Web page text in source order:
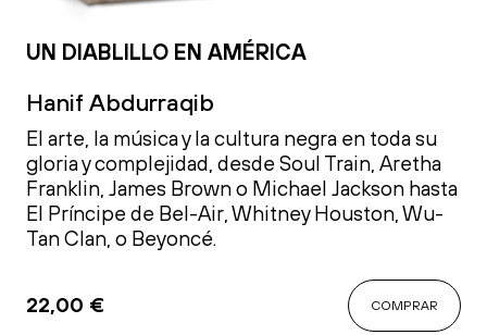
UN DIABLILLO EN AMÉRICA
Hanif Abdurraqib
El arte, la música y la cultura negra en toda su
gloria y complejidad, desde Soul Train, Aretha
Franklin, James Brown o Michael Jackson hasta
El Príncipe de Bel-Air, Whitney Houston, Wu-
Tan Clan, o Beyoncé.
22,00 € COMPRAR